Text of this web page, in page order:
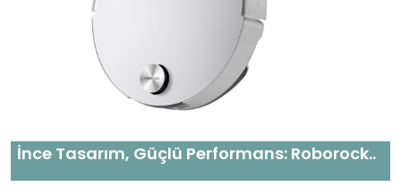
İnce Tasarım, Güçlü Performans: Roborock..